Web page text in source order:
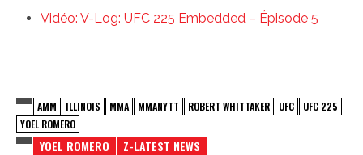
Vidéo: V-Log: UFC 225 Embedded – Épisode 5
AMM ILLINOIS MMA MMANYTT ROBERT WHITTAKER UFC
UFC 225
YOEL ROMERO
YOEL ROMERO Z-LATEST NEWS